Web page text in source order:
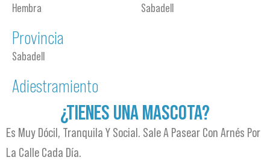
Hembra Sabadell
Provincia
Sabadell
Adiestramiento
¿TIENES UNA MASCOTA?
Es Muy Dócil, Tranquila Y Social. Sale A Pasear Con Arnés Por
La Calle Cada Día.